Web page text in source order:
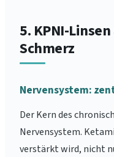
5. KPNI-
Schmerz
Nervensystem:
Der Kern des
Nervensystem.
verstärkt wird, nicht